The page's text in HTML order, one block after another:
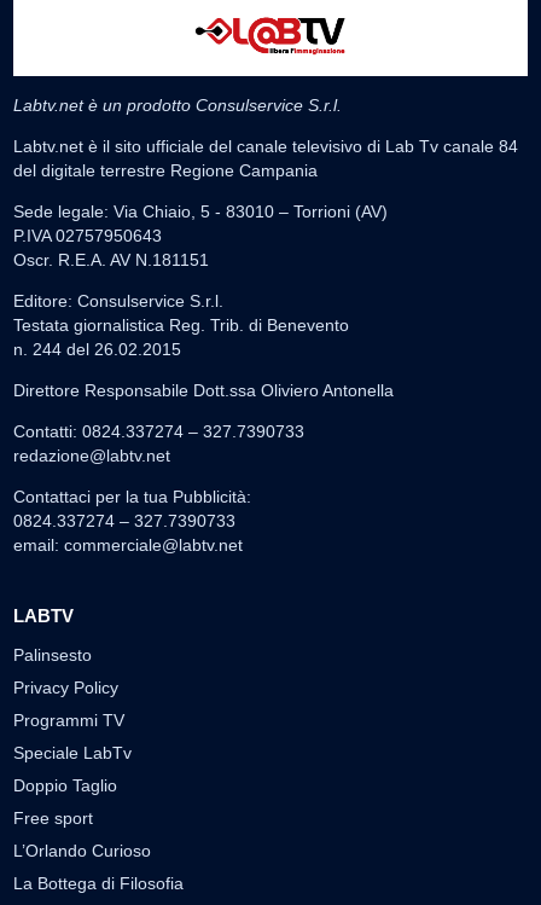
Labtv.net è un prodotto Consulservice S.r.l.
Labtv.net è il sito ufficiale del canale televisivo di Lab Tv canale 84
del digitale terrestre Regione Campania
Sede legale: Via Chiaio, 5 - 83010 – Torrioni (AV)
P.IVA 02757950643
Oscr. R.E.A. AV N.181151
Editore: Consulservice S.r.l.
Testata giornalistica Reg. Trib. di Benevento
n. 244 del 26.02.2015
Direttore Responsabile Dott.ssa Oliviero Antonella
Contatti: 0824.337274 – 327.7390733
redazione@labtv.net
Contattaci per la tua Pubblicità:
0824.337274 – 327.7390733
email: commerciale@labtv.net
LABTV
Palinsesto
Privacy Policy
Programmi TV
Speciale LabTv
Doppio Taglio
Free sport
L’Orlando Curioso
La Bottega di Filosofia